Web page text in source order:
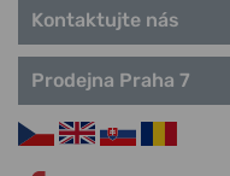
Kontaktujte nás
Prodejna Praha 7